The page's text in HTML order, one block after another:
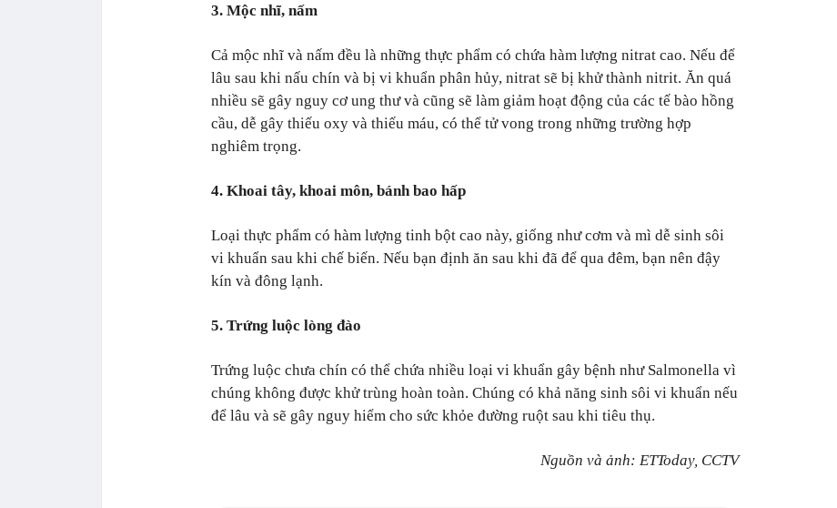
3. Mộc nhĩ, nấm
Cả mộc nhĩ và nấm đều là những thực phẩm có chứa hàm lượng nitrat cao. Nếu để
lâu sau khi nấu chín và bị vi khuẩn phân hủy, nitrat sẽ bị khử thành nitrit. Ăn quá
nhiều sẽ gây nguy cơ ung thư và cũng sẽ làm giảm hoạt động của các tế bào hồng
cầu, dễ gây thiếu oxy và thiếu máu, có thể tử vong trong những trường hợp
nghiêm trọng.
4. Khoai tây, khoai môn, bánh bao hấp
Loại thực phẩm có hàm lượng tinh bột cao này, giống như cơm và mì dễ sinh sôi
vi khuẩn sau khi chế biến. Nếu bạn định ăn sau khi đã để qua đêm, bạn nên đậy
kín và đông lạnh.
5. Trứng luộc lòng đào
Trứng luộc chưa chín có thể chứa nhiều loại vi khuẩn gây bệnh như Salmonella vì
chúng không được khử trùng hoàn toàn. Chúng có khả năng sinh sôi vi khuẩn nếu
để lâu và sẽ gây nguy hiểm cho sức khỏe đường ruột sau khi tiêu thụ.
Nguồn và ảnh: ETToday, CCTV